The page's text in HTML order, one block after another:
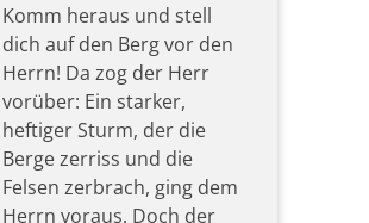
Komm heraus und stell
dich auf den Berg vor den
Herrn! Da zog der Herr
vorüber: Ein starker,
heftiger Sturm, der die
Berge zerriss und die
Felsen zerbrach, ging dem
Herrn voraus. Doch der